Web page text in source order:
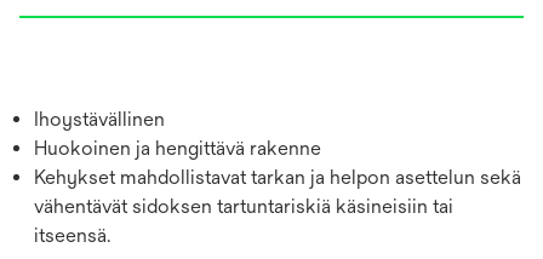
Ihoystävällinen
Huokoinen ja hengittävä rakenne
Kehykset mahdollistavat tarkan ja helpon asettelun sekä
vähentävät sidoksen tartuntariskiä käsineisiin tai
itseensä.